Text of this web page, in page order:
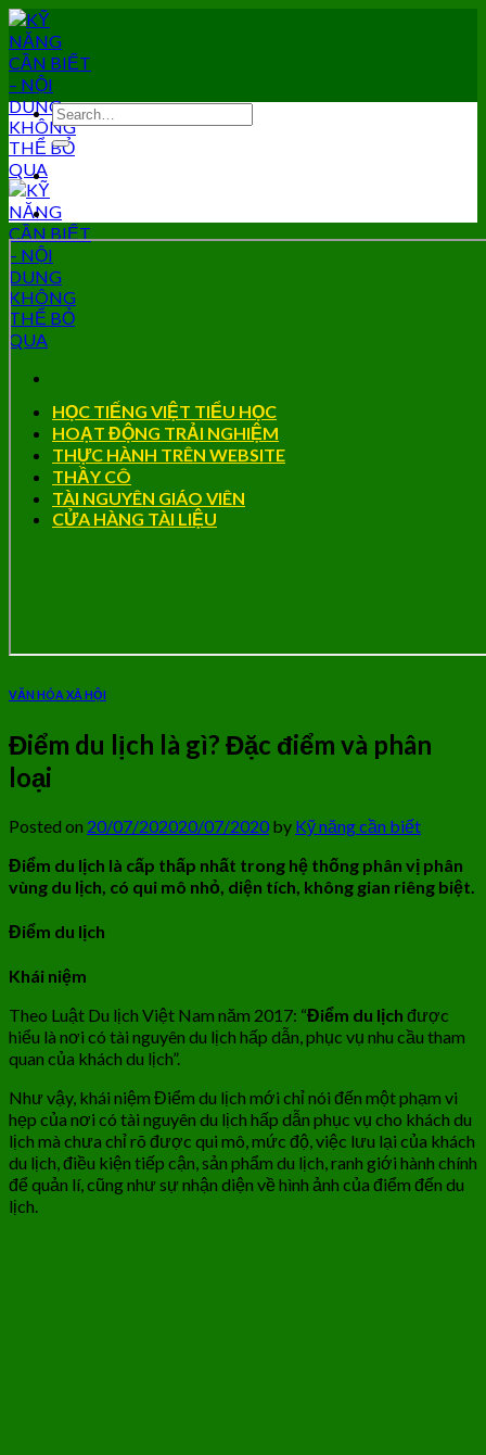
Skip
to
content
HỌC TIẾNG VIỆT TIỂU HỌC
HOẠT ĐỘNG TRẢI NGHIỆM
THỰC HÀNH TRÊN WEBSITE
THẦY CÔ
TÀI NGUYÊN GIÁO VIÊN
CỬA HÀNG TÀI LIỆU
VĂN HÓA XÃ HỘI
Điểm du lịch là gì? Đặc điểm và phân
loại
Posted on 20/07/202020/07/2020by Kỹ năng cần biết
Điểm du lịch là cấp thấp nhất trong hệ thống phân vị phân
vùng du lịch, có qui mô nhỏ, diện tích, không gian riêng biệt.
Điểm du lịch
Khái niệm
Theo Luật Du lịch Việt Nam năm 2017: “Điểm du lịch được
hiểu là nơi có tài nguyên du lịch hấp dẫn, phục vụ nhu cầu tham
quan của khách du lịch”.
Như vậy, khái niệm Điểm du lịch mới chỉ nói đến một phạm vi
hẹp của nơi có tài nguyên du lịch hấp dẫn phục vụ cho khách du
lịch mà chưa chỉ rõ được qui mô, mức độ, việc lưu lại của khách
du lịch, điều kiện tiếp cận, sản phẩm du lịch, ranh giới hành chính
để quản lí, cũng như sự nhận diện về hình ảnh của điểm đến du
lịch.